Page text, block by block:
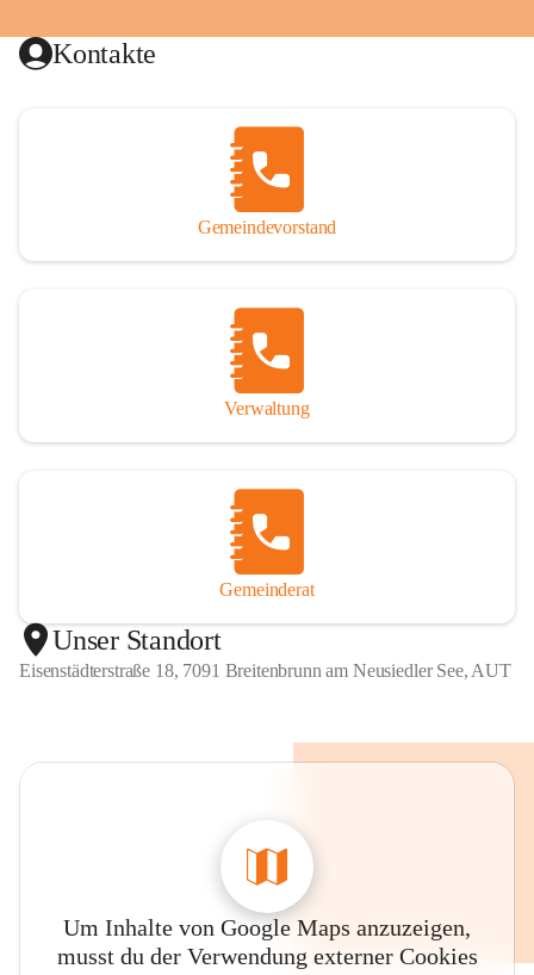
Kontakte
Gemeindevorstand
Verwaltung
Gemeinderat
Unser Standort
Eisenstädterstraße 18, 7091 Breitenbrunn am Neusiedler See, AUT
Um Inhalte von Google Maps anzuzeigen,
musst du der Verwendung externer Cookies